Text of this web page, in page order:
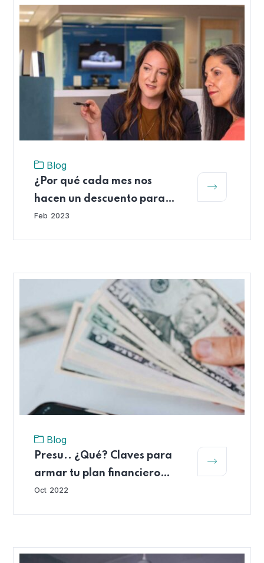
Blog
¿Por qué cada mes nos
hacen un descuento para
cotizar a las AFP?
Feb 2023
Blog
Presu.. ¿Qué? Claves para
armar tu plan financiero
personal
Oct 2022